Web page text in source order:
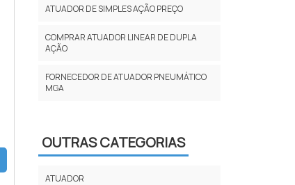
ATUADOR DE SIMPLES AÇÃO PREÇO
COMPRAR ATUADOR LINEAR DE DUPLA
AÇÃO
FORNECEDOR DE ATUADOR PNEUMÁTICO
MGA
OUTRAS CATEGORIAS
ATUADOR